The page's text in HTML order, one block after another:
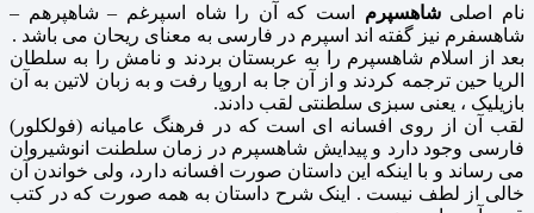
نام اصلیشاهسپرم است که آن را شاه اسپرغم – شاهپرهم –
شاهسفرم نیز گفته اند اسپرم در فارسی به معنای ریحان می باشد .
بعد از اسلام شاهسپرم را به عربستان بردند و نامش را به سلطان
الریا حین ترجمه کردند و از آن جا به اروپا رفت و به زبان لاتین به آن
بازیلیک ، یعنى سبزى سلطنتى لقب دادند.
لقب آن از روى افسانه اى است که در فرهنگ عامیانه (فولکلور)
فارسى وجود دارد و پیدایش شاهسپرم در زمان سلطنت انوشیروان
مى رساند و با اینکه این داستان صورت افسانه دارد، ولی خواندن آن
خالى از لطف نیست . اینک شرح داستان به همه صورت که در کتب